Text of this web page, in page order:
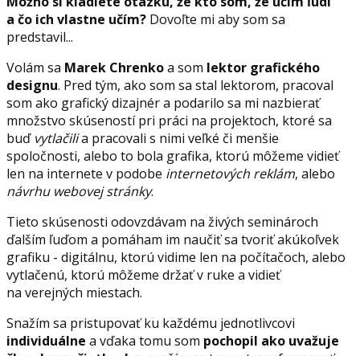
a čo ich vlastne učím? Dovoľte mi aby som sa
predstavil...
Volám sa Marek Chrenkoa som lektor grafického
designu. Pred tým, ako som sa stal lektorom, pracoval
som ako grafický dizajnér a podarilo sa mi nazbierať
množstvo skúseností pri práci na projektoch, ktoré sa
buď vytlačilia pracovali s nimi veľké či menšie
spoločnosti, alebo to bola grafika, ktorú môžeme vidieť
len na internete v podobe internetových reklám, alebo
návrhu webovej stránky.
Tieto skúsenosti odovzdávam na živých seminároch
ďalším ľuďom a pomáham im naučiť sa tvoriť akúkoľvek
grafiku - digitálnu, ktorú vidime len na počítačoch, alebo
vytlačenú, ktorú môžeme držať v ruke a vidieť
na verejných miestach.
Snažím sa pristupovať ku každému jednotlivcovi
individuálne a vďaka tomu som pochopil ako uvažuje